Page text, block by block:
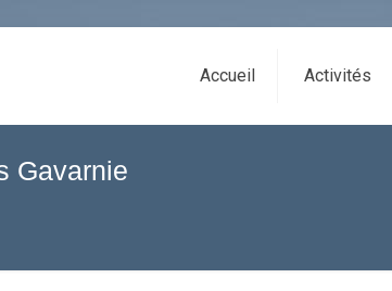
Accueil Activités
Gavarnie